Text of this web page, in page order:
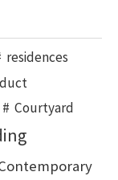
residences
Courtyard